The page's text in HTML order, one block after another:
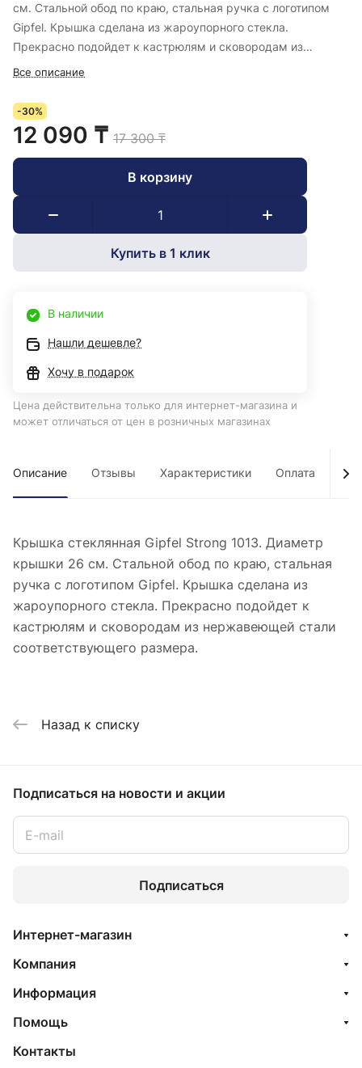
см. Стальной обод по краю, стальная ручка с логотипом
Gipfel. Крышка сделана из жароупорного стекла.
Прекрасно подойдет к кастрюлям и сковородам из
нержавеющей стали соответствующего размера.
Все описание
-30%
12 090 ₸ 17 300 ₸
В корзину
Купить в 1 клик
В наличии
Нашли дешевле?
Хочу в подарок
Цена действительна только для интернет-магазина и
может отличаться от цен в розничных магазинах
Описание Отзывы Характеристики Оплата
Крышка стеклянная Gipfel Strong 1013. Диаметр
крышки 26 см. Стальной обод по краю, стальная
ручка с логотипом Gipfel. Крышка сделана из
жароупорного стекла. Прекрасно подойдет к
кастрюлям и сковородам из нержавеющей стали
соответствующего размера.
Назад к списку
Подписаться на новости и акции
Подписаться
Интернет-магазин
Компания
Информация
Помощь
Контакты